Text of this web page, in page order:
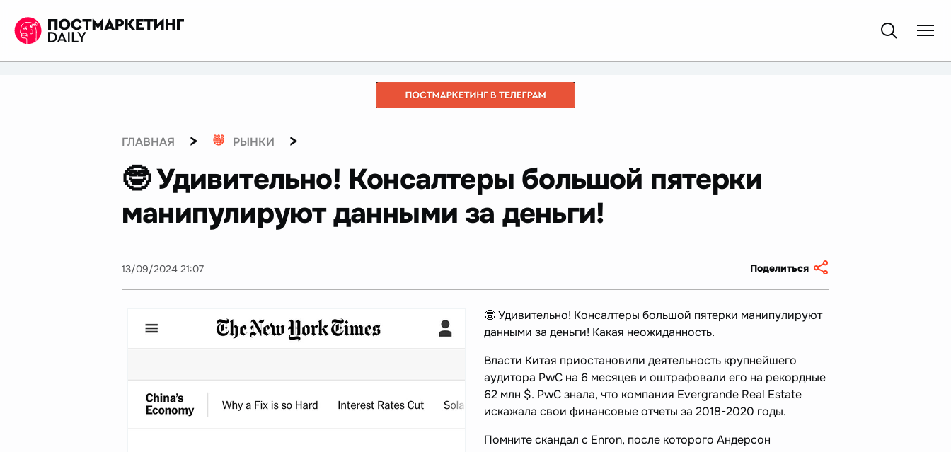
ГЛАВНАЯ > РЫНКИ >
🤓 Удивительно! Консалтеры большой пятерки
манипулируют данными за деньги!
13/09/2024 21:07 Поделиться
🤓 Удивительно! Консалтеры большой пятерки манипулируют
данными за деньги! Какая неожиданность.
Власти Китая приостановили деятельность крупнейшего
аудитора PwC на 6 месяцев и оштрафовали его на рекордные
62 млн $. PwC знала, что компания Evergrande Real Estate
искажала свои финансовые отчеты за 2018-2020 годы.
Помните скандал с Enron, после которого Андерсон